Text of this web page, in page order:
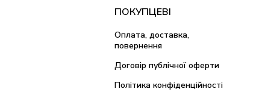
ПОКУПЦЕВІ
Оплата, доставка,
повернення
Договір публічної оферти
Політика конфіденційності